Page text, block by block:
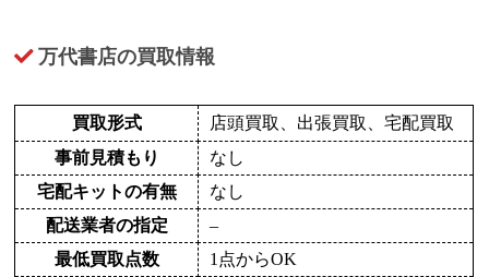
万代書店の買取情報
買取形式
店頭買取、出張買取、宅配買取
事前見積もり
なし
宅配キットの有無
なし
配送業者の指定
–
最低買取点数
1点からOK